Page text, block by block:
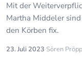
Mit der
Martha Middeler
den Körben fix.
23. Juli 2023·Sören